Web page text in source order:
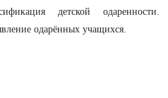
детской одаренности.
одарённых учащихся.